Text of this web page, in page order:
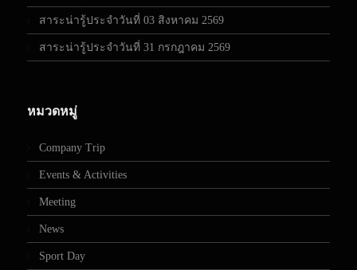
สาระน่ารู้ประจำวันที่ 03 สิงหาคม 2569
สาระน่ารู้ประจำวันที่ 31 กรกฎาคม 2569
หมวดหมู่
Company Trip
Events & Activities
Meeting
News
Sport Day